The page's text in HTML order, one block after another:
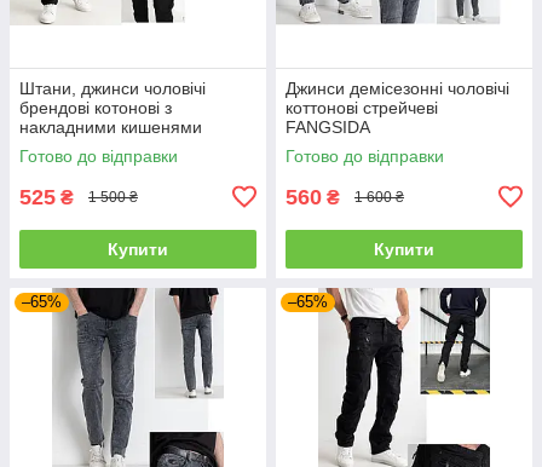
Штани, джинси чоловічі
брендові котонові з
накладними кишенями
"карго" MIGACH, Туреччина
Готово до відправки
525 ₴ 1 500 ₴
Купити
Джинси демісезонні чоловічі
коттонові стрейчеві
FANGSIDA
Готово до відправки
560 ₴ 1 600 ₴
Купити
–65% –65%